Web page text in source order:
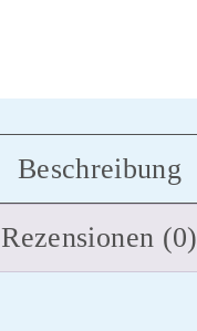
Beschreibung
Rezensionen (0)